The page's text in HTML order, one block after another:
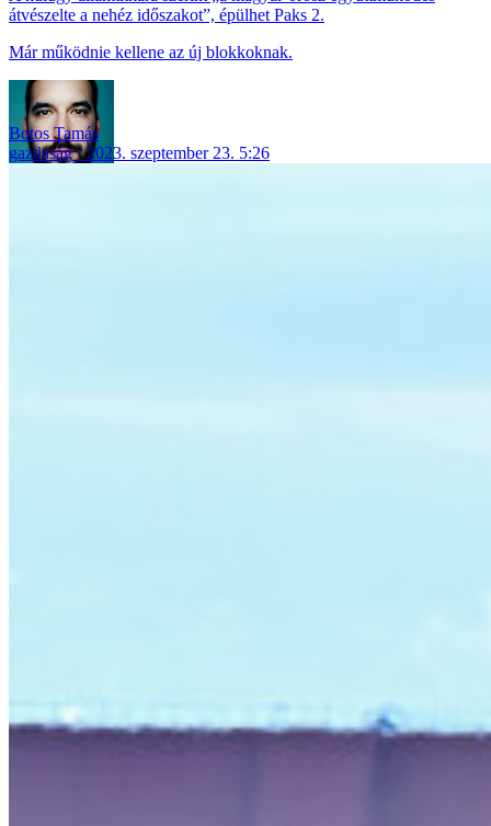
átvészelte a nehéz időszakot”, épülhet Paks 2.
Már működnie kellene az új blokkoknak.
Botos Tamás
gazdaság
2023. szeptember 23. 5:26